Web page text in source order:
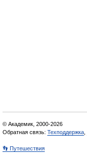
© Академик, 2000-2026
Обратная связь: Техподдержка
👣 Путешествия